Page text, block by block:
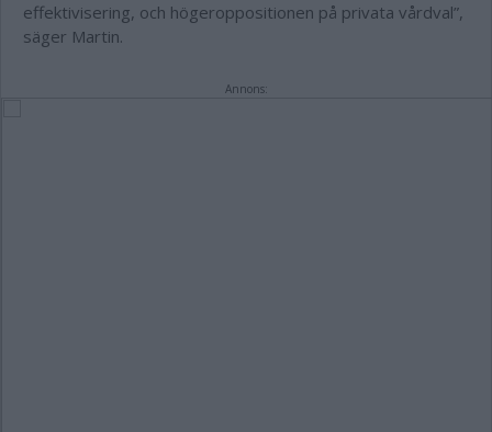
effektivisering, och högeroppositionen på privata vårdval”,
säger Martin.
Annons: